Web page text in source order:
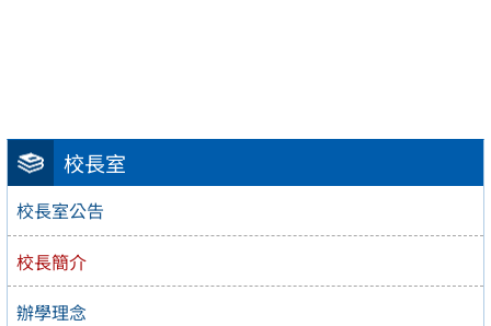
校長室
校長室公告
校長簡介
辦學理念